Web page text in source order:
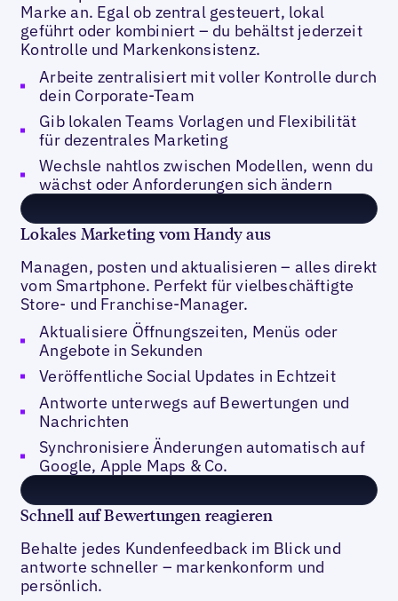
Marke an. Egal ob zentral gesteuert, lokal
geführt oder kombiniert – du behältst jederzeit
Kontrolle und Marken­konsistenz.
Arbeite zentralisiert mit voller Kontrolle durch
dein Corporate-Team
Gib lokalen Teams Vorlagen und Flexibilität
für dezentrales Marketing
Wechsle nahtlos zwischen Modellen, wenn du
wächst oder Anforderungen sich ändern
Lokales Marketing vom Handy aus
Managen, posten und aktualisieren – alles direkt
vom Smartphone. Perfekt für vielbeschäftigte
Store- und Franchise-Manager.
Aktualisiere Öffnungszeiten, Menüs oder
Angebote in Sekunden
Veröffentliche Social Updates in Echtzeit
Antworte unterwegs auf Bewertungen und
Nachrichten
Synchronisiere Änderungen automatisch auf
Google, Apple Maps & Co.
Schnell auf Bewertungen reagieren
Behalte jedes Kundenfeedback im Blick und
antworte schneller – markenkonform und
persönlich.